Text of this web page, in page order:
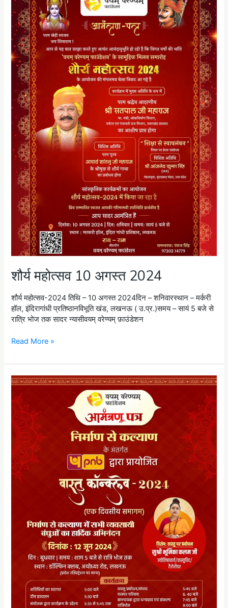
शौर्य महोत्सव 10 अगस्त 2024
शौर्य महोत्सव-2024 तिथि – 10 अगस्त 2024दिन – शनिवारस्थान – मर्करी
हॉल, इंदिरागांधी प्रतिष्ठानविभूति खंड, लखनऊ ( उ.प्र.)समय – सायं 5 बजे से
रात्रि भोज तक सादर न्यासीवयम् वरेण्यम् फ़ाउंडेशन
महोत्सव
10
अगस्त
2024
Read More »
निर्माण
कल्याण
:
वास्तु
कांक्लेव-
2024